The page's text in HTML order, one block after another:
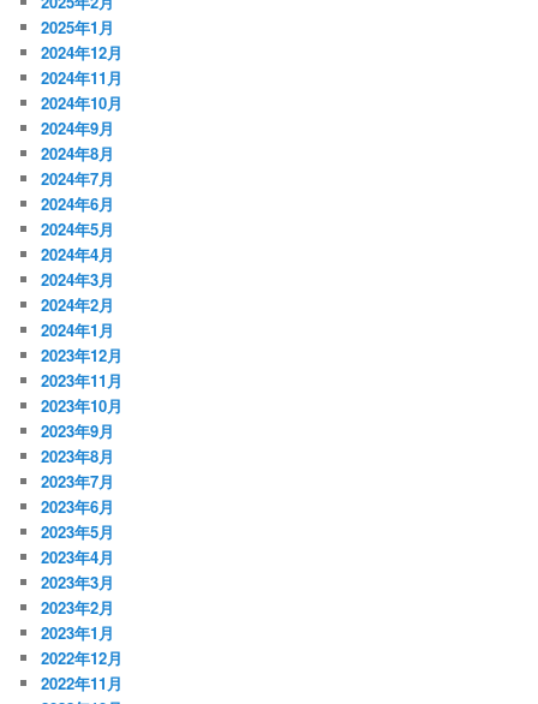
2025年1月
2024年12月
2024年11月
2024年10月
2024年9月
2024年8月
2024年7月
2024年6月
2024年5月
2024年4月
2024年3月
2024年2月
2024年1月
2023年12月
2023年11月
2023年10月
2023年9月
2023年8月
2023年7月
2023年6月
2023年5月
2023年4月
2023年3月
2023年2月
2023年1月
2022年12月
2022年11月